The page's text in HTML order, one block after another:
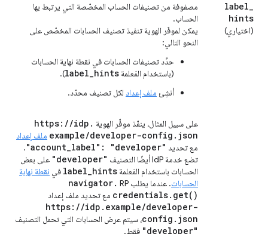
label_
hints
(اختياري)
مصفوفة من تصنيفات الحساب المخصّصة التي يرتبط بها
الحساب.
يمكن لموفّر الهوية تنفيذ تصنيف الحسابات المخصّص على
النحو التالي:
حدِّد تصنيفات الحسابات في نقطة نهاية الحسابات
(باستخدام المَعلمة label_hints
).
أنشِئ ملف إعداد لكل تصنيف محدّد.
على سبيل المثال، ينفّذ موفِّر الهوية https: //idp .
example/developer-config . json
ملف إعداد
مع تحديد
"account_label": "developer"
.
تضع خدمة IdP أيضًا التصنيف
"developer" على بعض
الحسابات باستخدام المَعلمة
label_hints في نقطة نهاية
الحسابات. عندما يطلب RP navigator.
credentials. get( ) مع تحديد ملف إعداد
https: //idp . example/developer-
config . json ، سيتم عرض الحسابات التي تحمل التصنيف
"developer" فقط.